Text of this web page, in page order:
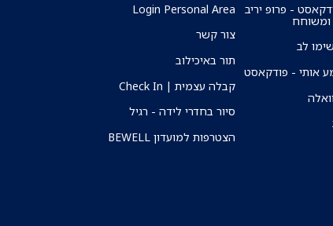
- פרופ יריב
ומשוחח
לב
אותי - פודקאסט
Login Personal Area
צור קשר
תור באיכילוב
קבלה עצמית | Check In
סיור בחדרי לידה - רגיל
הצטרפות למועדון BEWELL